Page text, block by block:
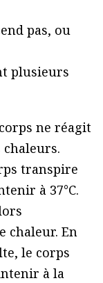
pas, ou
plusieurs
ne réagit
chaleurs.
transpire
à 37°C.
chaleur. En
le corps
à la